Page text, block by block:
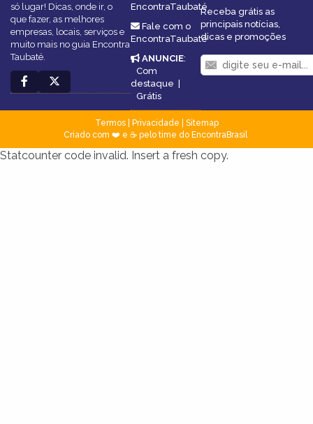
só lugar! Dicas, onde ir, o
que fazer, as melhores
empresas, locais, serviços e
muito mais no guia Encontra
Taubaté.
EncontraTaubaté
Fale com o
EncontraTaubaté
ANUNCIE:
Com
destaque |
Grátis
Receba grátis as
principais notícias,
dicas e promoções
Termos| Privacidade
Sitemap
Criado com ❤️ e ☕ pelo time do EncontraBrasil
Statcounter code invalid. Insert a fresh copy.